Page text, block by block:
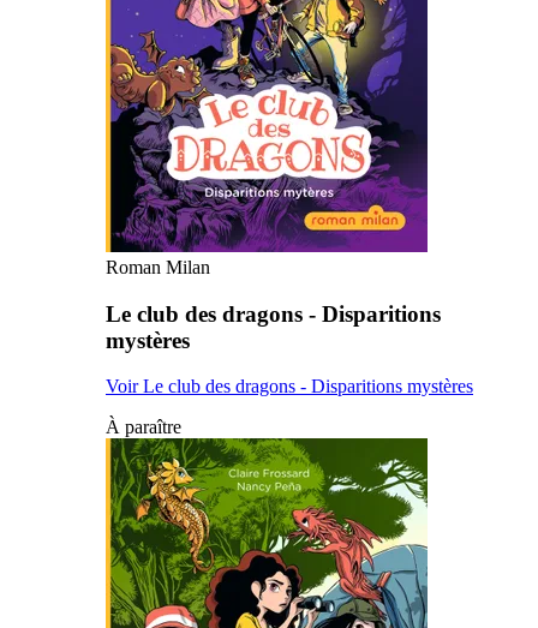
Roman Milan
Le club des dragons - Disparitions
mystères
Voir Le club des dragons - Disparitions mystères
À paraître